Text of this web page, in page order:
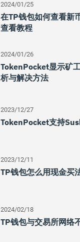
2024/01/25
在TP钱包如何查看新
查看教程
2024/01/26
TokenPocket显示矿
析与解决方法
2023/12/27
TokenPocket支持
2023/12/11
TP钱包怎么用现金买
2024/02/18
TP钱包与交易所网络